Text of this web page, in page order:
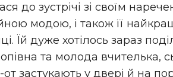
до зустрічі зі своїм
модою, і також її
Їй дуже хотілось зараз
та молода вчителька,
застукають у двері й на